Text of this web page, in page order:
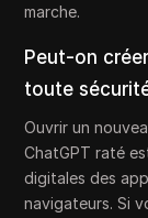
marche.
Peut-on
toute
Ouvrir un
ChatGPT raté
digitales des
navigateurs. Si